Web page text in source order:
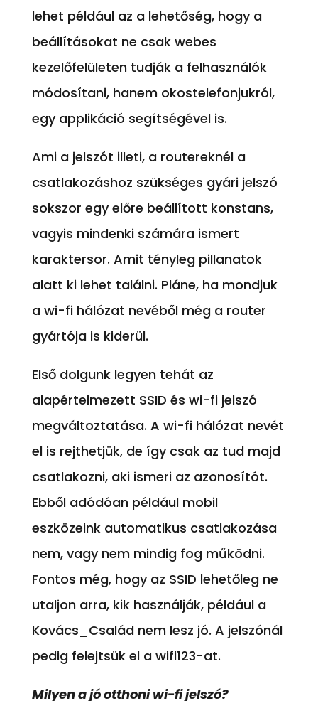
lehet például az a lehetőség, hogy a
beállításokat ne csak webes
kezelőfelületen tudják a felhasználók
módosítani, hanem okostelefonjukról,
egy applikáció segítségével is.
Ami a jelszót illeti, a routereknél a
csatlakozáshoz szükséges gyári jelszó
sokszor egy előre beállított konstans,
vagyis mindenki számára ismert
karaktersor. Amit tényleg pillanatok
alatt ki lehet találni. Pláne, ha mondjuk
a wi-fi hálózat nevéből még a router
gyártója is kiderül.
Első dolgunk legyen tehát az
alapértelmezett SSID és wi-fi jelszó
megváltoztatása. A wi-fi hálózat nevét
el is rejthetjük, de így csak az tud majd
csatlakozni, aki ismeri az azonosítót.
Ebből adódóan például mobil
eszközeink automatikus csatlakozása
nem, vagy nem mindig fog működni.
Fontos még, hogy az SSID lehetőleg ne
utaljon arra, kik használják, például a
Kovács_Család nem lesz jó. A jelszónál
pedig felejtsük el a wifi123-at.
Milyen a jó otthoni wi-fi jelszó?